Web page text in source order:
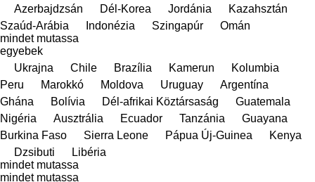
Azerbajdzsán
Dél-Korea Jordánia
Kazahsztán
Szaúd-Arábia
Indonézia Szingapúr
Omán
mindet mutassa
egyebek
Ukrajna
Chile Brazília Kamerun
Kolumbia
Peru
Marokkó Moldova Uruguay
Argentína
Ghána
Bolívia Dél-afrikai Köztársaság
Guatemala
Nigéria
Ausztrália Ecuador Tanzánia
Guayana
Burkina Faso
Sierra Leone Pápua Új-Guinea
Kenya
Dzsibuti
Libéria
mindet mutassa
mindet mutassa